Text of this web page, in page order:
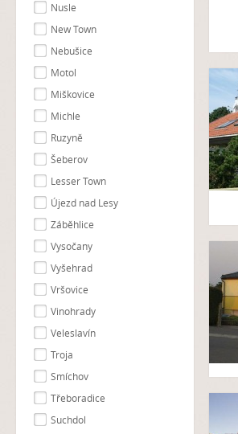
Nusle
New Town
Nebušice
Motol
Miškovice
Michle
Ruzyně
Šeberov
Lesser Town
Újezd nad Lesy
Záběhlice
Vysočany
Vyšehrad
Vršovice
Vinohrady
Veleslavín
Troja
Smíchov
Třeboradice
Suchdol